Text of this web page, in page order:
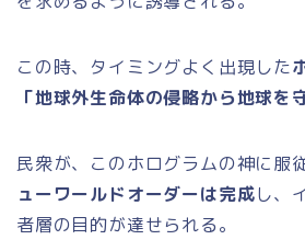
この時、タイミングよく出現した
「地球外生命体の侵略から地球を
民衆が、このホログラムの神に服
ューワールドオーダーは完成し、
者層の目的が達せられる。